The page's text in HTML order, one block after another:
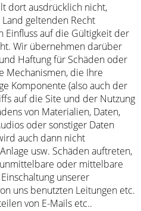
dort ausdrücklich nicht,
geltenden Recht
Einfluss auf die Gültigkeit der
Wir übernehmen darüber
Haftung für Schäden oder
Mechanismen, die Ihre
Komponente (also auch der
auf die Site und der Nutzung
von Materialien, Daten,
oder sonstiger Daten
auch dann nicht
usw. Schäden auftreten,
oder mittelbare
unserer
uns benutzten Leitungen etc.
von E-Mails etc..